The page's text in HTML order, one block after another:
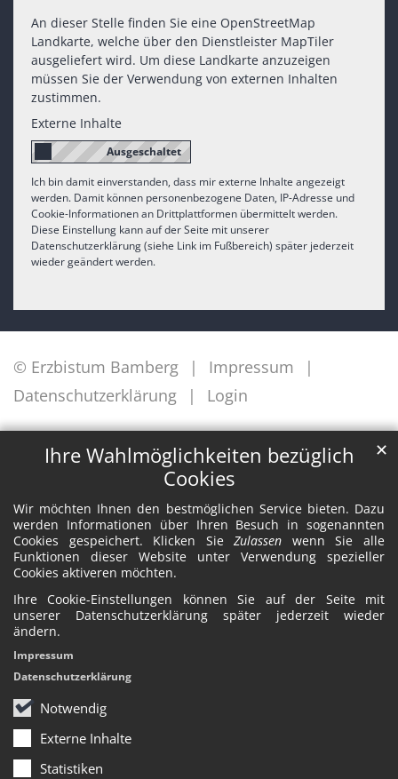
Ihre Wahlmöglichkeiten bezüglich
Cookies
Wir möchten Ihnen den bestmöglichen Service bieten. Dazu
werden Informationen über Ihren Besuch in sogenannten
Cookies gespeichert. Klicken SieZulassen wenn Sie alle
Funktionen dieser Website unter Verwendung spezieller
Cookies aktiveren möchten.
Ihre Cookie-Einstellungen können Sie auf der Seite mit
unserer Datenschutzerklärung später jederzeit wieder
ändern.
Notwendig
Externe Inhalte
Statistiken
✕
Impressum
Datenschutzerklärung
An dieser Stelle finden Sie eine OpenStreetMap
Landkarte, welche über den Dienstleister MapTiler
ausgeliefert wird. Um diese Landkarte anzuzeigen
müssen Sie der Verwendung von externen Inhalten
zustimmen.
Externe Inhalte
Ich bin damit einverstanden, dass mir externe Inhalte angezeigt
werden. Damit können personenbezogene Daten, IP-Adresse und
Cookie-Informationen an Drittplattformen übermittelt werden.
Diese Einstellung kann auf der Seite mit unserer
Datenschutzerklärung (siehe Link im Fußbereich) später jederzeit
wieder geändert werden.
© Erzbistum Bamberg
Impressum
Datenschutzerklärung
Login